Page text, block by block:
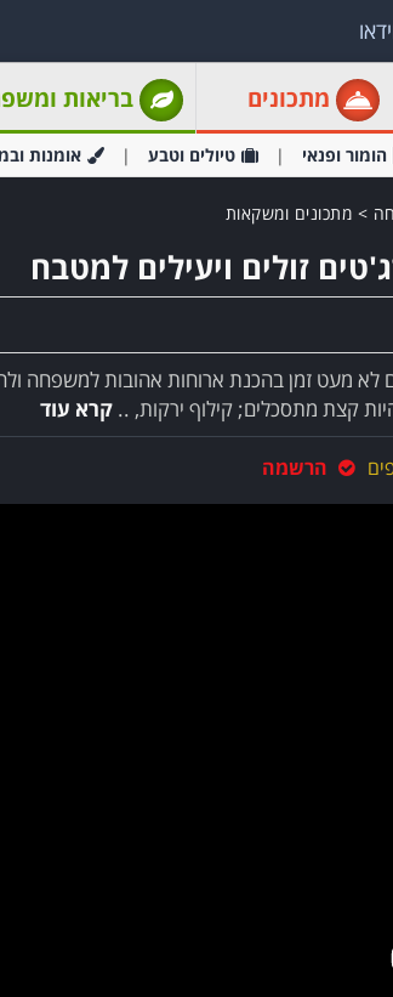
מתכונים בריאות
הומור ופנאי טיולים וטבע אומנות
> מתכונים ומשקאות
לא מעט זמן בהכנת ארוחות אהובות למשפחה
קצת מתסכלים; קילוף ירקות, .. קרא עוד
הרשמה